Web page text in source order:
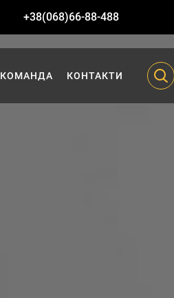
+38(068)66-88-488
КОМАНДА КОНТАКТИ